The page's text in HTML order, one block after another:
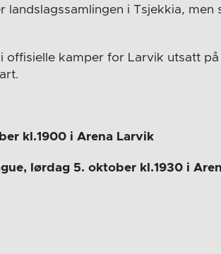
i Tsjekkia, men
offisielle kamper for Larvik utsatt på
kl.1900 i Arena Larvik
lørdag 5. oktober kl.1930 i